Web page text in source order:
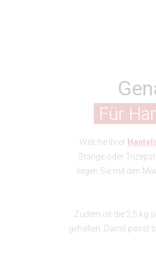
Für
Welche Ihrer
Stange oder
liegen Sie mit den
Zudem ist die 2,5 kg
gehalten. Damit passt